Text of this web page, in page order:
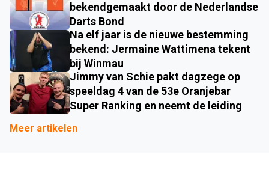
bekendgemaakt door de Nederlandse
Darts Bond
Na elf jaar is de nieuwe bestemming
bekend: Jermaine Wattimena tekent
bij Winmau
Jimmy van Schie pakt dagzege op
speeldag 4 van de 53e Oranjebar
Super Ranking en neemt de leiding
Meer artikelen